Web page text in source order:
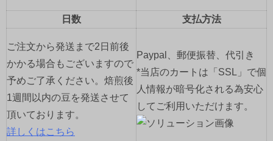
日数 支払方法
ご注文から発送まで2日前後
かかる場合もございますので
予めご了承ください。焙煎後
1週間以内の豆を発送させて
頂いております。
詳しくはこちら
Paypal、郵便振替、代引き
*当店のカートは「SSL」で個
人情報が暗号化される為安心
してご利用いただけます。